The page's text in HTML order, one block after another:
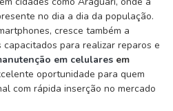
no dia a dia da população.
cresce também a
para realizar reparos e
em celulares em
oportunidade para quem
com rápida inserção no mercado